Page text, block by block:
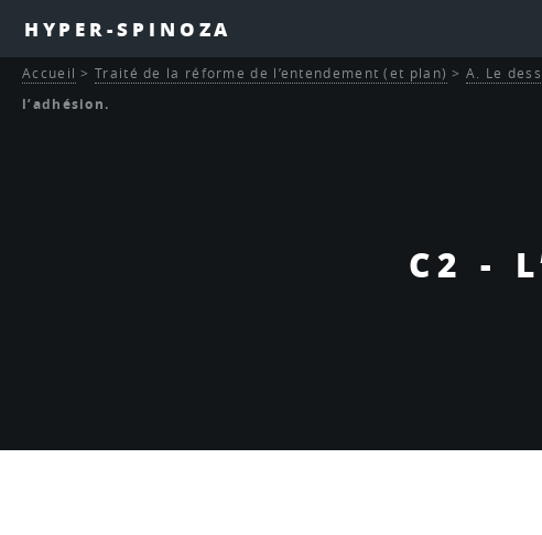
HYPER-SPINOZA
C2 -
Accueil >Traité de la réforme de l’entendement (et plan) >A. Le
l’adhésion.